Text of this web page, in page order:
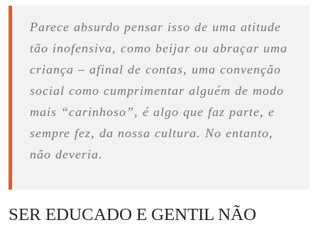
Parece absurdo pensar isso de uma atitude
tão inofensiva, como beijar ou abraçar uma
criança – afinal de contas, uma convenção
social como cumprimentar alguém de modo
mais “carinhoso”, é algo que faz parte, e
sempre fez, da nossa cultura. No entanto,
não deveria.
SER EDUCADO E GENTIL NÃO